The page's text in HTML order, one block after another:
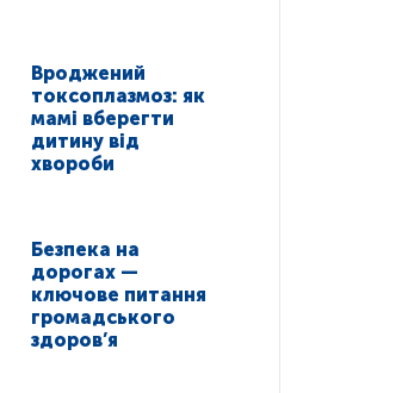
Вроджений
токсоплазмоз: як
мамі вберегти
дитину від
хвороби
Безпека на
дорогах —
ключове питання
громадського
здоров’я